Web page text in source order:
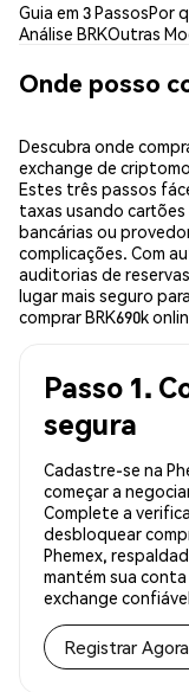
Guia em 3 PassosPor
Análise BRKOutras
Onde posso
Descubra onde
exchange de
Estes três passos
taxas usando
bancárias ou
complicações. Com
auditorias de
lugar mais seguro
comprar BRK690k
Passo 1.
segura
Cadastre-se na
começar a
Complete a
desbloquear
Phemex,
mantém sua
exchange
Registrar Agora